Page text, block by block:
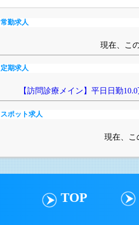
常勤求人
現在、こ
定期求人
【訪問診療メイン】平日日勤
スポット求人
現在、こ
TOP